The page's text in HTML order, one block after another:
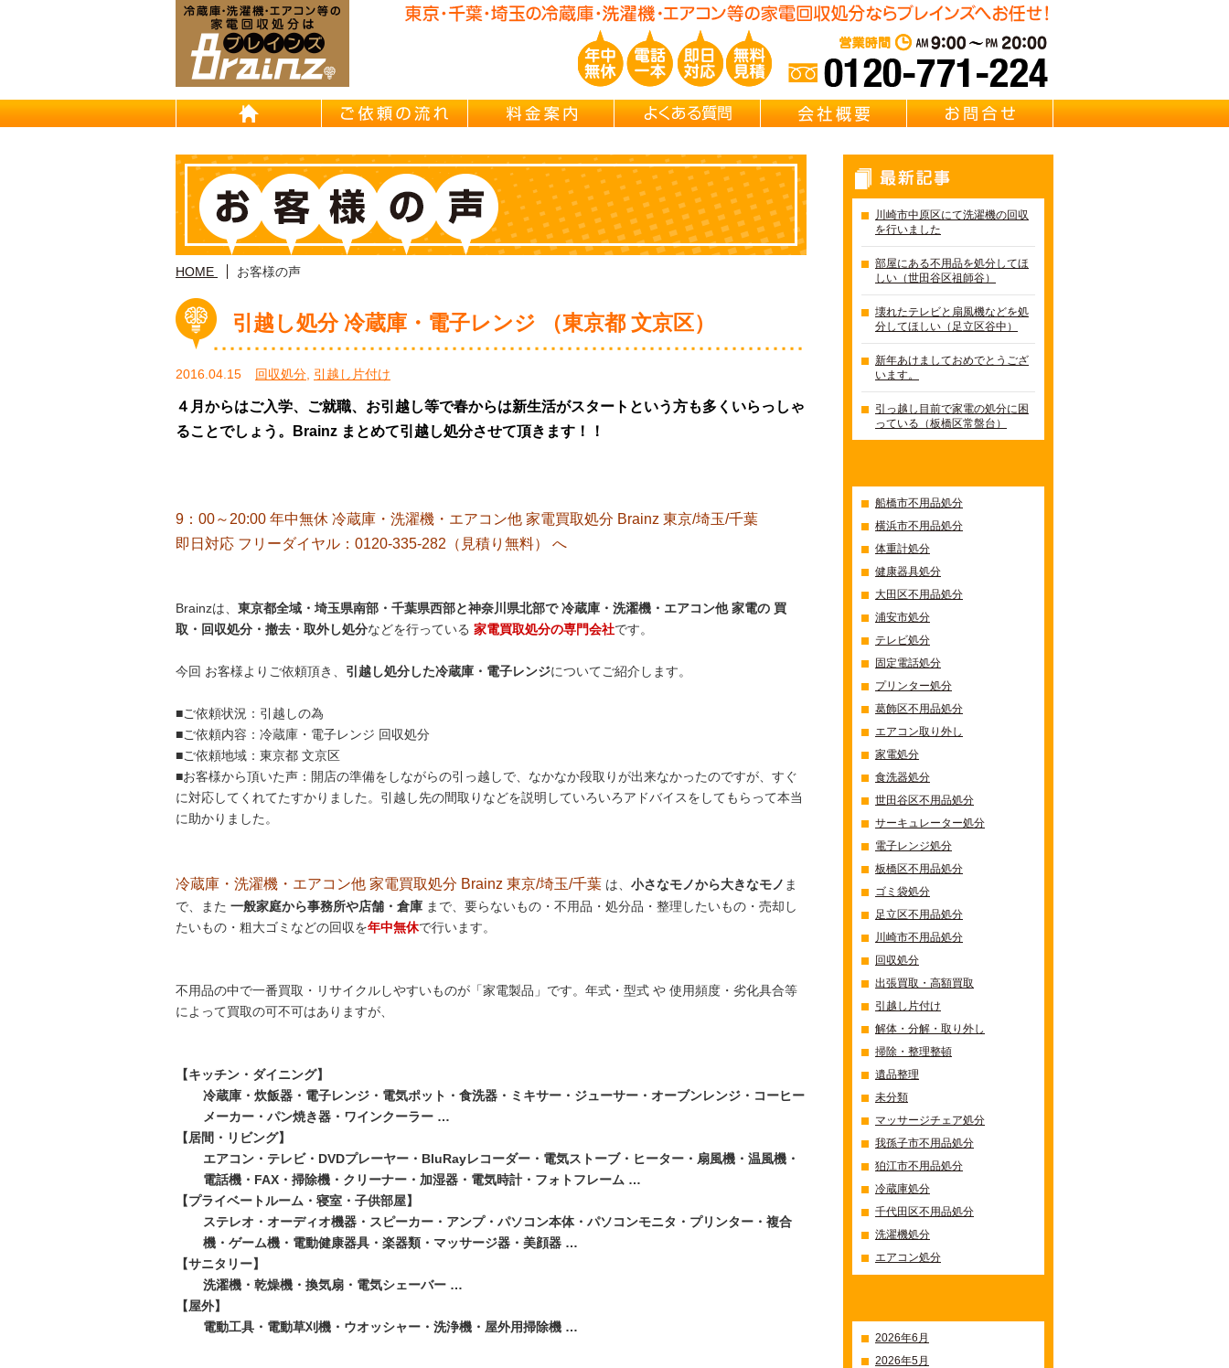
東京/埼玉/千葉/神奈川の 冷蔵庫・洗濯機・エアコン買取処分・引越し片付け・遺品整理・リサイクル Brainz 取扱い 【冷蔵庫・洗濯機・エアコン・
HOME ご依頼の流れ 料金案内 よくある質問 会社概要
HOME お客様の声
引越し処分 冷蔵庫・電子レンジ （東京都 文京区）
2016.04.15 回収処分 引越し片付け
４月からはご入学、ご就職、お引越し等で春からは新生活がスタートという方も多くいらっしゃ
ることでしょう。Brainz まとめて引越し処分させて頂きます！！
9：00～20:00 年中無休 冷蔵庫・洗濯機・エアコン他 家電買取処分 Brainz 東京/埼玉/千葉
即日対応 フリーダイヤル：0120-335-282（見積り無料）
へ
Brainzは、 東京都全域・埼玉県南部・千葉県西部と神奈川県北部で 冷蔵庫・洗濯機・エアコン他 家電の 買
取・回収処分・撤去・取外し処分などを行っている 家電買取処分の専門会社です。
今回 お客様よりご依頼頂き、 引越し処分した冷蔵庫・電子レンジについてご紹介します。
■ご依頼状況：引越しの為
■ご依頼内容：冷蔵庫・電子レンジ 回収処分
■ご依頼地域：東京都 文京区
■お客様から頂いた声：開店の準備をしながらの引っ越しで、なかなか段取りが出来なかったのですが、すぐ
に対応してくれてたすかりました。引越し先の間取りなどを説明していろいろアドバイスをしてもらって本当
に助かりました。
冷蔵庫・洗濯機・エアコン他 家電買取処分 Brainz 東京/埼玉/千葉 は、 小さなモノから大きなモノ ま
で、また 一般家庭から事務所や店舗・倉庫 まで、要らないもの・不用品・処分品・整理したいもの・売却し
たいもの・粗大ゴミなどの回収を年中無休で行います。
不用品の中で一番買取・リサイクルしやすいものが「家電製品」です。年式・型式 や 使用頻度・劣化具合等
によって買取の可不可はありますが、
【キッチン・ダイニング】
冷蔵庫・炊飯器・電子レンジ・電気ポット・食洗器・ミキサー・ジューサー・オーブンレンジ・コーヒー
メーカー・パン焼き器・ワインクーラー …
【居間・リビング】
エアコン・テレビ・DVDプレーヤー・BluRayレコーダー・電気ストーブ・ヒーター・扇風機・温風機・
電話機・FAX・掃除機・クリーナー・加湿器・電気時計・フォトフレーム …
【プライベートルーム・寝室・子供部屋】
ステレオ・オーディオ機器・スピーカー・アンプ・パソコン本体・パソコンモニタ・プリンター・複合
機・ゲーム機・電動健康器具・楽器類・マッサージ器・美顔器 …
【サニタリー】
洗濯機・乾燥機・換気扇・電気シェーバー …
【屋外】
電動工具・電動草刈機・ウオッシャー・洗浄機・屋外用掃除機 …
川崎市中原区にて洗濯機の回収
を行いました
部屋にある不用品を処分してほ
しい（世田谷区祖師谷）
壊れたテレビと扇風機などを処
分してほしい（足立区谷中）
新年あけましておめでとうござ
います。
引っ越し目前で家電の処分に困
っている（板橋区常盤台）
船橋市不用品処分
横浜市不用品処分
体重計処分
健康器具処分
大田区不用品処分
浦安市処分
テレビ処分
固定電話処分
プリンター処分
葛飾区不用品処分
エアコン取り外し
家電処分
食洗器処分
世田谷区不用品処分
サーキュレーター処分
電子レンジ処分
板橋区不用品処分
ゴミ袋処分
足立区不用品処分
川崎市不用品処分
回収処分
出張買取・高額買取
引越し片付け
解体・分解・取り外し
掃除・整理整頓
遺品整理
未分類
マッサージチェア処分
我孫子市不用品処分
狛江市不用品処分
冷蔵庫処分
千代田区不用品処分
洗濯機処分
エアコン処分
2026年6月
2026年5月